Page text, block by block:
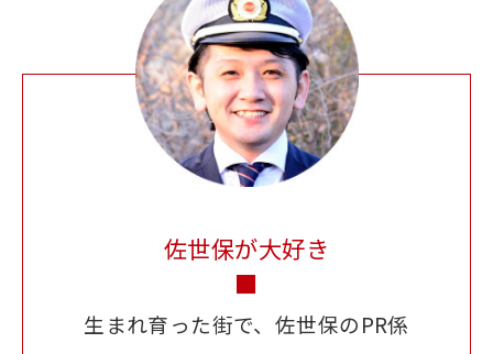
佐世保が大好き
■
生まれ育った街で、佐世保のPR係